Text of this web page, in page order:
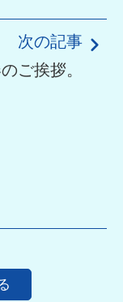
次の記事
ご挨拶。